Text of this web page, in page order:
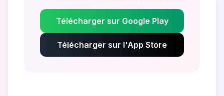
Télécharger sur Google Play
Télécharger sur l'App Store